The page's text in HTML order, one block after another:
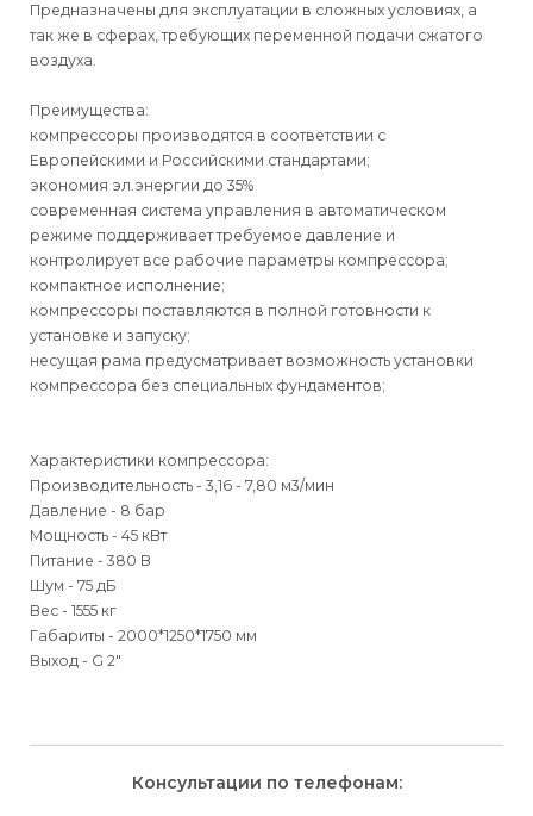
Предназначены для эксплуатации в сложных условиях, а
так же в сферах, требующих переменной подачи сжатого
воздуха.
Преимущества:
компрессоры производятся в соответствии с
Европейскими и Российскими стандартами;
экономия эл.энергии до 35%
современная система управления в автоматическом
режиме поддерживает требуемое давление и
контролирует все рабочие параметры компрессора;
компактное исполнение;
компрессоры поставляются в полной готовности к
установке и запуску;
несущая рама предусматривает возможность установки
компрессора без специальных фундаментов;
Характеристики компрессора:
Производительность - 3,16 - 7,80 м3/мин
Давление - 8 бар
Мощность - 45 кВт
Питание - 380 В
Шум - 75 дБ
Вес - 1555 кг
Габариты - 2000*1250*1750 мм
Выход - G 2"
лиц
лиц
Способыдоставки
Доставка осуществляется транспортными компаниями и
лиц
лиц
Консультации по телефонам: